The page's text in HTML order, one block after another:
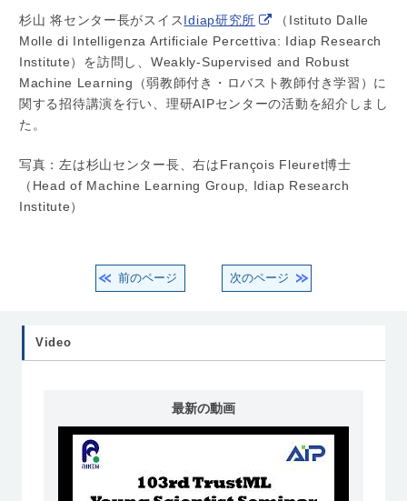
杉山 将センター長がスイス Idiap研究所
（Istituto Dalle
Molle di Intelligenza Artificiale Percettiva: Idiap Research
Institute）を訪問し、Weakly-Supervised and Robust
Machine Learning（弱教師付き・ロバスト教師付き学習）に
関する招待講演を行い、理研AIPセンターの活動を紹介しまし
た。
写真：左は杉山センター長、右はFrançois Fleuret博士
（Head of Machine Learning Group, Idiap Research
Institute）
前のページ 次のページ
Video
最新の動画